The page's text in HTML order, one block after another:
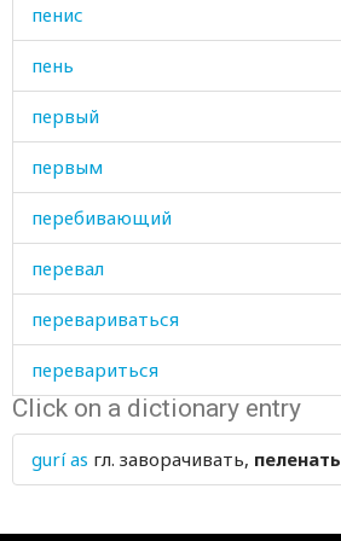
пенис
пень
первый
первым
перебивающий
перевал
перевариваться
перевариться
перевод
переворачивать
Click on a dictionary entry
gurí as гл. заворачивать, пеленать